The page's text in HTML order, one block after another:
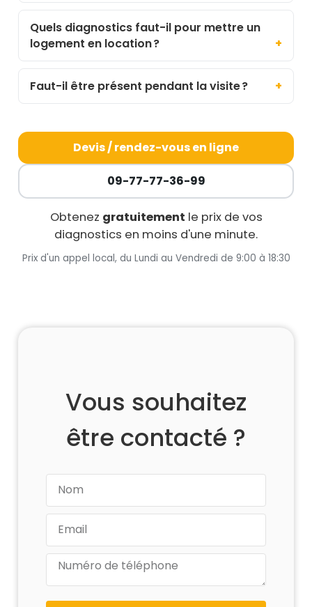
Quels diagnostics faut-il pour mettre un
logement en location ?
Faut-il être présent pendant la visite ?
Devis / rendez-vous en ligne
09-77-77-36-99
Obtenez gratuitement le prix de vos
diagnostics en moins d'une minute.
Prix d'un appel local, du Lundi au Vendredi de 9:00 à 18:30
Vous souhaitez
être contacté ?